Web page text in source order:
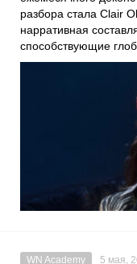
разбора стала Clair
нарративная
способствующие
WN Academy 5 мая,